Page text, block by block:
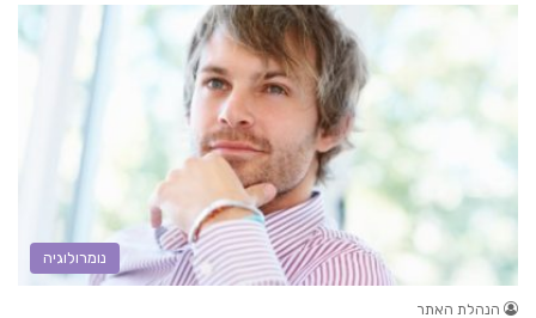
נומרולוגיה
הנהלת האתר